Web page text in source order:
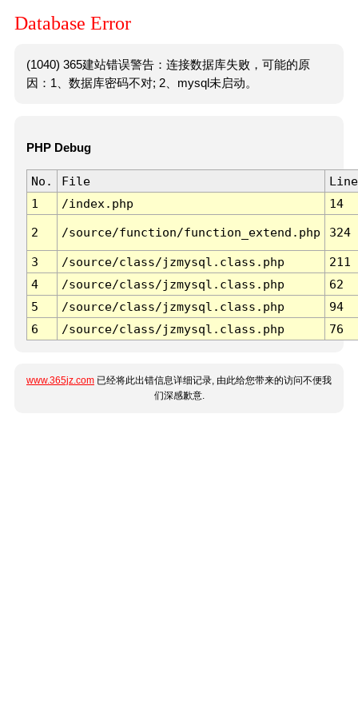
Database Error
(1040) 365建站错误警告：连接数据库失败，可能的原
因：1、数据库密码不对; 2、mysql未启动。
PHP Debug
No. File
Line
1
/index.php 14
2 /source/function/function_extend.php 324
3 /source/class/jzmysql.class.php
211
4
/source/class/jzmysql.class.php
62
5
/source/class/jzmysql.class.php
94
6
/source/class/jzmysql.class.php 76
www.365jz.com 已经将此出错信息详细记录, 由此给您带来的访问不便我
们深感歉意.